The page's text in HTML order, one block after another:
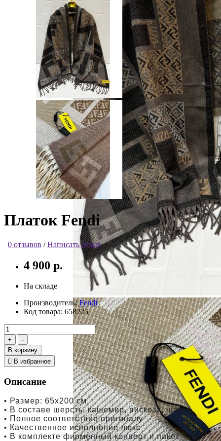
Платок Fendi
0 отзывов /Написать отзыв
4 900 р.
На складе
Производитель: Fendi
Код товара: 658225
В корзину
В избранное
Описание
• Размер: 65х200 см
• В составе шерсть, кашемир, вискоза, шелк
• Полное соответствие оригиналу
• Качественное исполнение люкс
• В комплекте фирменный конверт и пакет